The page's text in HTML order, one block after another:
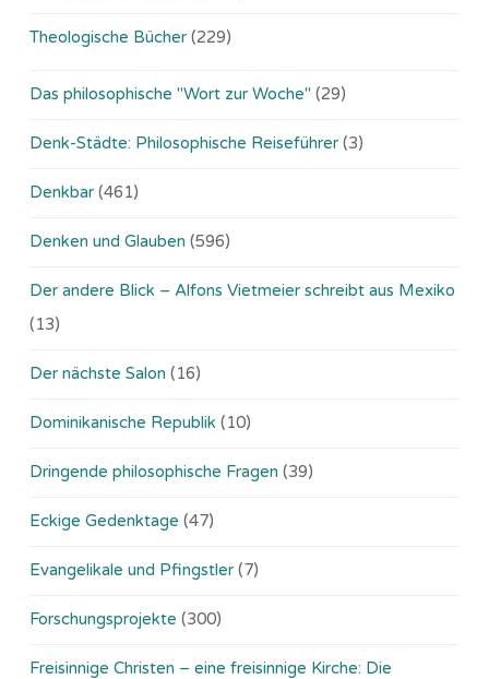
Theologische Bücher (229)
Das philosophische "Wort zur Woche" (29)
Denk-Städte: Philosophische Reiseführer (3)
Denkbar (461)
Denken und Glauben (596)
Der andere Blick – Alfons Vietmeier schreibt aus Mexiko
(13)
Der nächste Salon (16)
Dominikanische Republik (10)
Dringende philosophische Fragen (39)
Eckige Gedenktage (47)
Evangelikale und Pfingstler (7)
Forschungsprojekte (300)
Freisinnige Christen – eine freisinnige Kirche: Die